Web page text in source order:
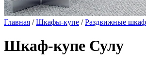
Главная /Шкафы-купе /Раздвижные
Шкаф-купе Сулу